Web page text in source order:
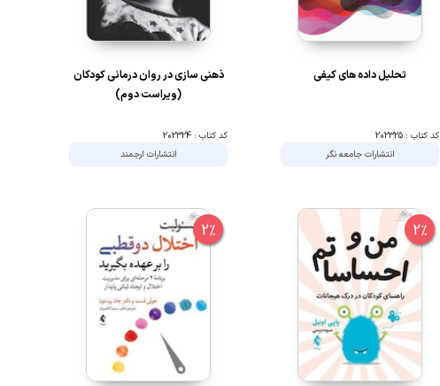
تحلیل داده های کیفی
کد کتاب : 202325
انتشارات جامعه نگر
ذهنی سازی در روان درمانی کودکان
(ویراست دوم)
کد کتاب : 202324
انتشارات ارجمند
2%
2%